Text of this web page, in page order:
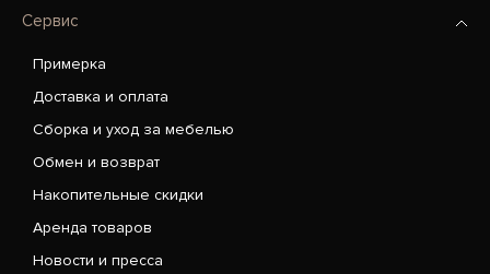
Сервис
Примерка
Доставка и оплата
Сборка и уход за мебелью
Обмен и возврат
Накопительные скидки
Аренда товаров
Новости и пресса